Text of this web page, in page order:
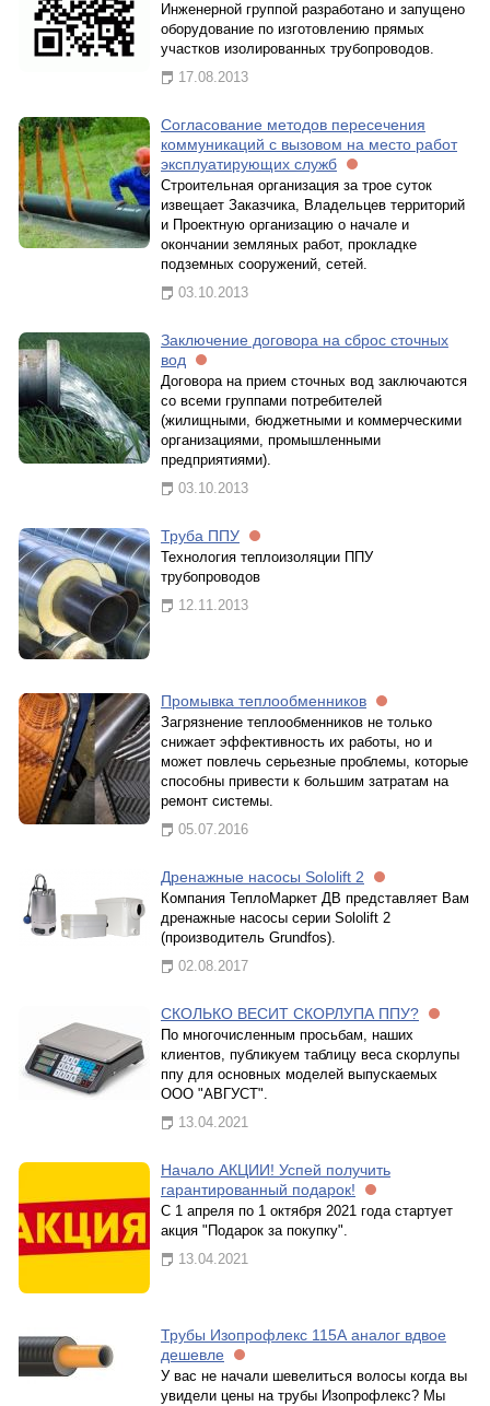
Инженерной группой разработано и запущено
оборудование по изготовлению прямых
участков изолированных трубопроводов.
17.08.2013
Согласование методов пересечения
коммуникаций с вызовом на место работ
эксплуатирующих служб
Строительная организация за трое суток
извещает Заказчика, Владельцев территорий
и Проектную организацию о начале и
окончании земляных работ, прокладке
подземных сооружений, сетей.
03.10.2013
Заключение договора на сброс сточных
вод
Договора на прием сточных вод заключаются
со всеми группами потребителей
(жилищными, бюджетными и коммерческими
организациями, промышленными
предприятиями).
03.10.2013
Труба ППУ
Технология теплоизоляции ППУ
трубопроводов
12.11.2013
Промывка теплообменников
Загрязнение теплообменников не только
снижает эффективность их работы, но и
может повлечь серьезные проблемы, которые
способны привести к большим затратам на
ремонт системы.
05.07.2016
Дренажные насосы Sololift 2
Компания ТеплоМаркет ДВ представляет Вам
дренажные насосы серии Sololift 2
(производитель Grundfos).
02.08.2017
СКОЛЬКО ВЕСИТ СКОРЛУПА ППУ?
По многочисленным просьбам, наших
клиентов, публикуем таблицу веса скорлупы
ппу для основных моделей выпускаемых
ООО "АВГУСТ".
13.04.2021
Начало АКЦИИ! Успей получить
гарантированный подарок!
С 1 апреля по 1 октября 2021 года стартует
акция "Подарок за покупку".
13.04.2021
Трубы Изопрофлекс 115А аналог вдвое
дешевле
У вас не начали шевелиться волосы когда вы
увидели цены на трубы Изопрофлекс? Мы